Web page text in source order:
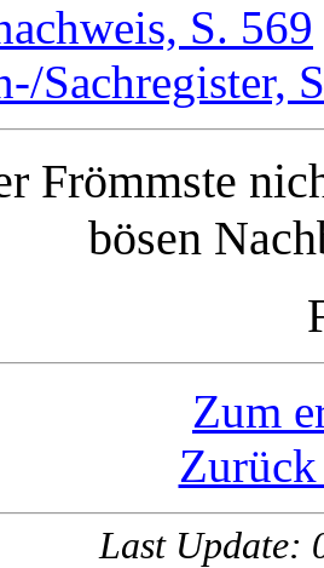
S. 569
Sachregister,
Frömmste
bösen
Zum
Last Update: